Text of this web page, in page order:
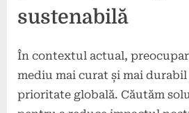
sustenabilă
În contextul actual,
mediu mai curat și mai
prioritate globală. Căutăm